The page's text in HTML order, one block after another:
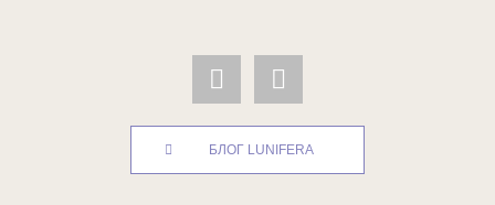
БЛОГ LUNIFERA